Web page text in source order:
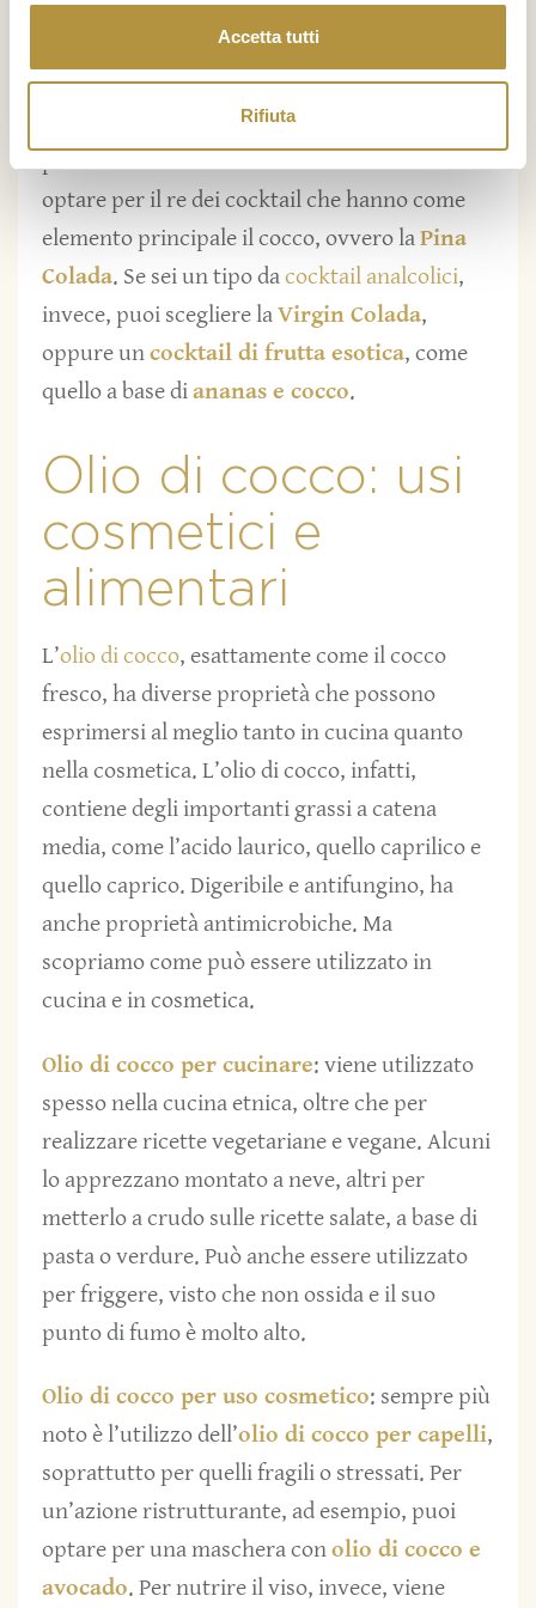
Accetta tutti
Rifiuta
E da bere? Uncocktail al coccoè quello che
potresti servire in ogni occasione. Se
preferisci una bevanda alcolica dovresti
optare per il re dei cocktail che hanno come
elemento principale il cocco, ovvero laPina
Colada. Se sei un tipo dacocktail analcolici,
invece, puoi scegliere laVirgin Colada,
oppure uncocktail di frutta esotica, come
quello a base diananas e cocco.
Olio di cocco: usi
cosmetici e
alimentari
L’olio di cocco, esattamente come il cocco
fresco, ha diverse proprietà che possono
esprimersi al meglio tanto in cucina quanto
nella cosmetica. L’olio di cocco, infatti,
contiene degli importanti grassi a catena
media, come l’acido laurico, quello caprilico e
quello caprico. Digeribile e antifungino, ha
anche proprietà antimicrobiche. Ma
scopriamo come può essere utilizzato in
cucina e in cosmetica.
Olio di cocco per cucinare: viene utilizzato
spesso nella cucina etnica, oltre che per
realizzare ricette vegetariane e vegane. Alcuni
lo apprezzano montato a neve, altri per
metterlo a crudo sulle ricette salate, a base di
pasta o verdure. Può anche essere utilizzato
per friggere, visto che non ossida e il suo
punto di fumo è molto alto.
Olio di cocco per uso cosmetico: sempre più
noto è l’utilizzo dell’olio di cocco per capelli,
soprattutto per quelli fragili o stressati. Per
un’azione ristrutturante, ad esempio, puoi
optare per una maschera conolio di cocco e
avocado. Per nutrire il viso, invece, viene